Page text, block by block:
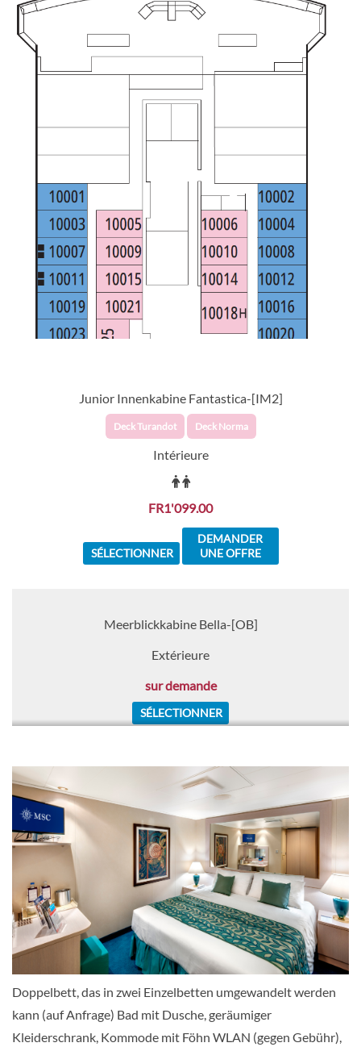
Junior Innenkabine Fantastica-[IM2]
Deck Turandot Deck Norma
Intérieure
FR1'099.00
SÉLECTIONNER
DEMANDER
UNE OFFRE
Meerblickkabine Bella-[OB]
Extérieure
sur demande
SÉLECTIONNER
Kabine mit Balkon Aurea-[BA]
Deck Turandot
Balcon
sur demande
SÉLECTIONNER
DELUXE SUITE AUREA-[SR1]
Deck La Boheme
Doppelbett, das in zwei Einzelbetten umgewandelt werden
kann (auf Anfrage) Bad mit Dusche, geräumiger
Kleiderschrank, Kommode mit Föhn WLAN (gegen Gebühr),